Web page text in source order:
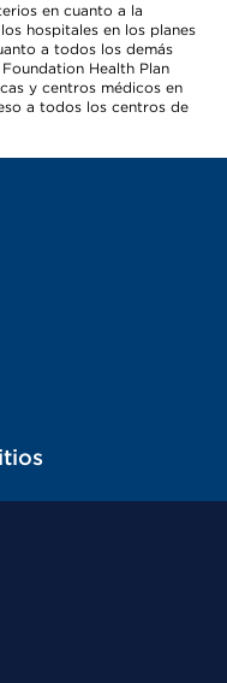
en cuanto a la
hospitales en los planes
a todos los demás
Health Plan
y centros médicos en
a todos los centros de